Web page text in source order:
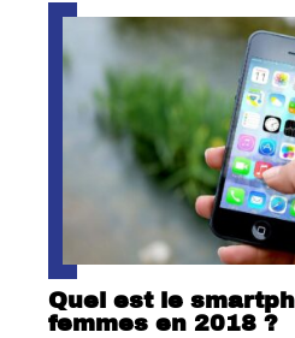
Quel est le
femmes en 2018 ?